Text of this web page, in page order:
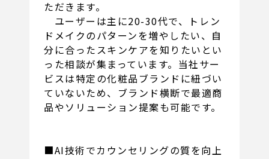
ただきます。
ユーザーは主に20-30代で、トレン
ドメイクのパターンを増やしたい、自
分に合ったスキンケアを知りたいとい
った相談が集まっています。当社サー
ビスは特定の化粧品ブランドに紐づい
ていないため、ブランド横断で最適商
品やソリューション提案も可能です。
■AI技術でカウンセリングの質を向上